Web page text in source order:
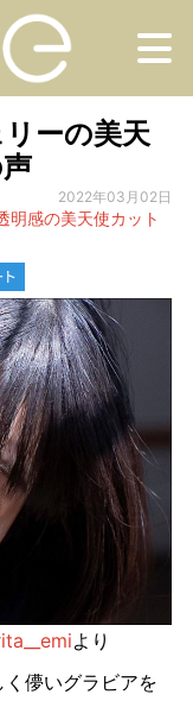
ーの美天
2022年03月02日
明感の美天使カット
より
儚いグラビアを